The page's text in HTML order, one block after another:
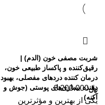
شربت مصفی خون (الدم) |
رقیق‌کننده و پاکساز طبیعی خون،
درمان کننده دردهای مفصلی، بهبود
دهنده بیماری‌های پوستی (جوش و
آکنه)
﷼3.200.000
یکی از بهترین و مؤثرترین